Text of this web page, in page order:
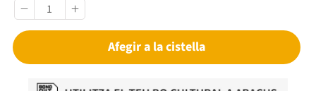
Afegir a la cistella